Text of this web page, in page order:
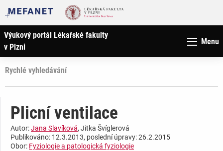
Výukový portál Lékařské fakulty
v Plzni
Menu
Rychlé vyhledávání
Plicní ventilace
Autor:Jana Slavíková, Jitka Švíglerová
Publikováno: 12.3.2013, poslední úpravy: 26.2.2015
Obor: Fyziologie a patologická fyziologie